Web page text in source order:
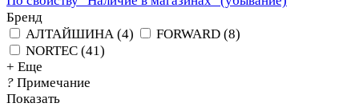
Бренд
АЛТАЙШИНА (4) FORWARD (8)
NORTEC (41)
+ Еще
? Примечание
Показать